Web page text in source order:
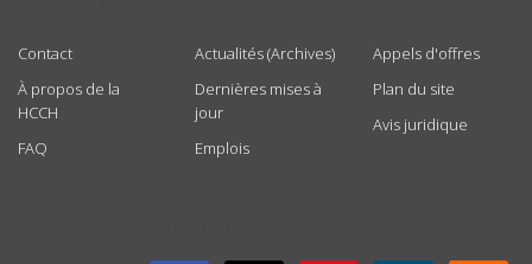
Contact
À propos de la
HCCH
FAQ
Actualités (Archives)
Dernières mises à
jour
Emplois
Appels d'offres
Plan du site
Avis juridique